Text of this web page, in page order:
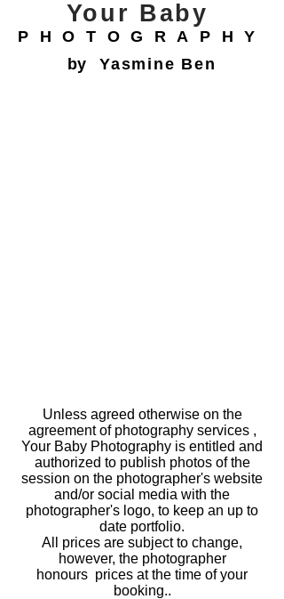
Your Baby
PHOTOGRAPHY
byYasmine Ben
Unless agreed otherwise on the
agreement of photography services ,
Your Baby Photography is entitled and
authorized to publish photos of the
session on the photographer's website
and/or social media with the
photographer's logo, to keep an up to
date portfolio.
All prices are subject to change,
however, the photographer
honours prices at the time of your
booking..